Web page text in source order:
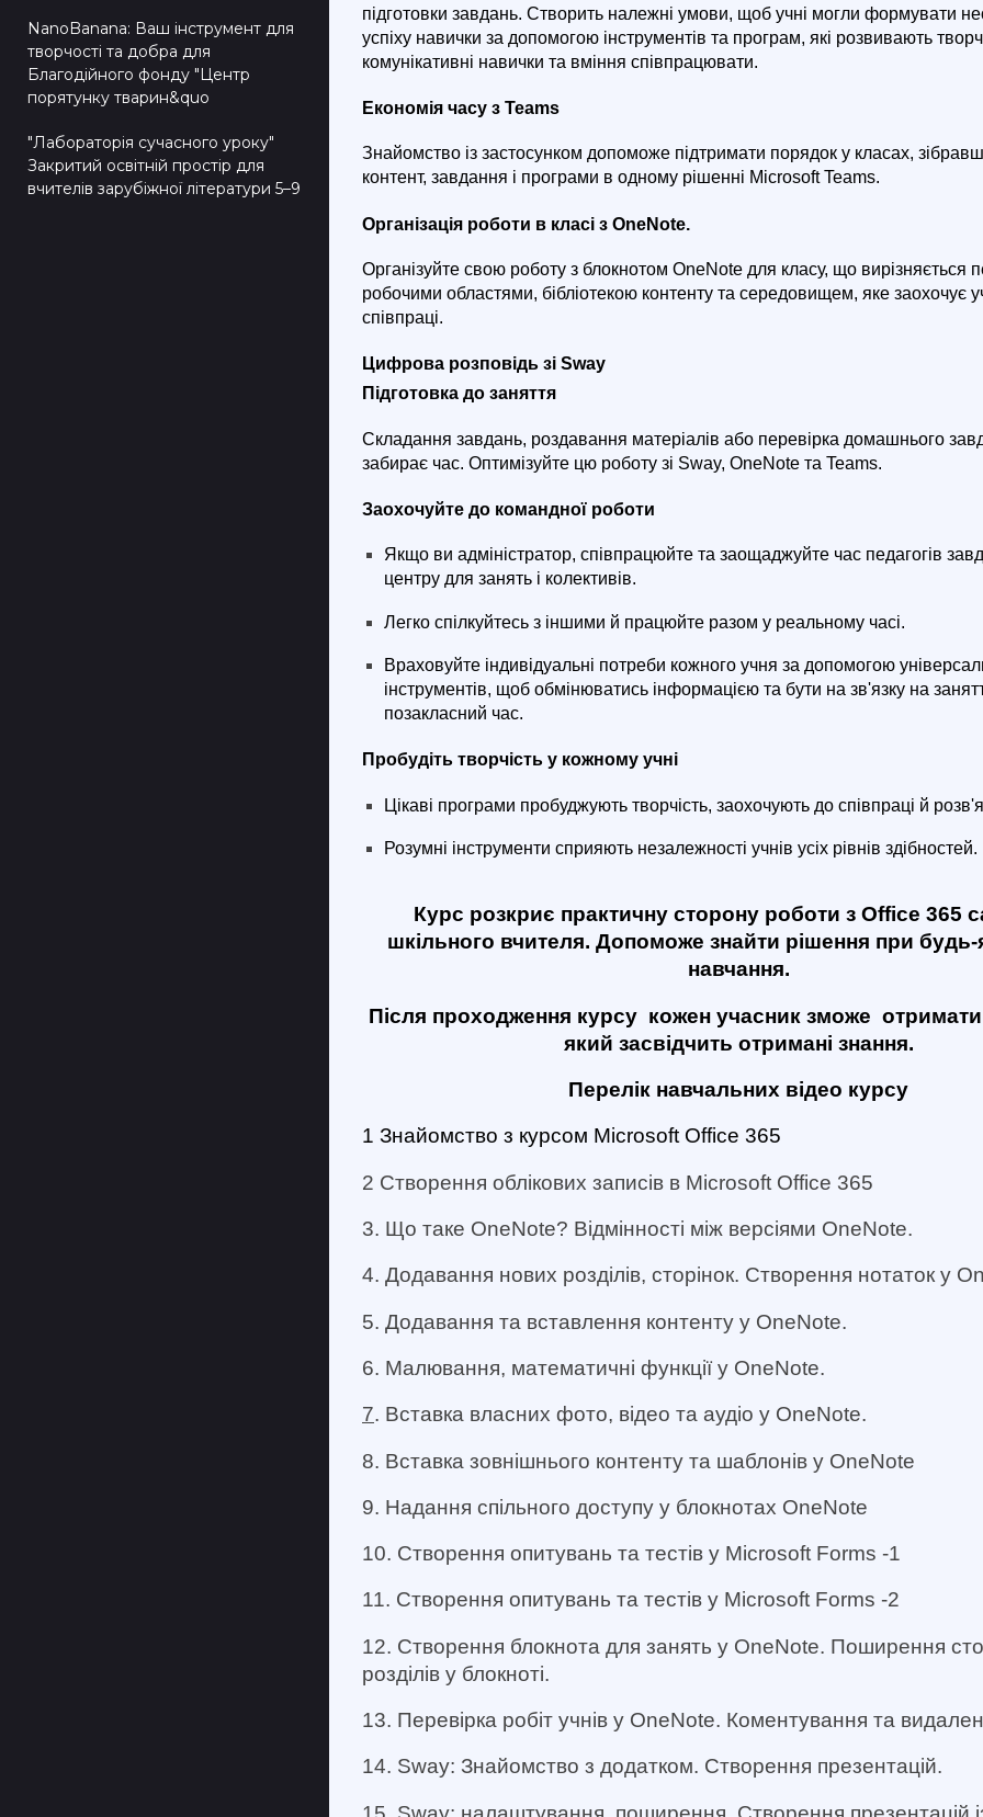
NanoBanana: Ваш інструмент для
творчості та добра для
Благодійного фонду "Центр
порятунку тварин&quo
"Лабораторія сучасного уроку"
Закритий освітній простір для
вчителів зарубіжної літератури 5–9
підготовки завдань. Створить належні умови, щоб учні могли формувати
успіху навички за допомогою інструментів та програм, які розвивають
комунікативні навички та вміння співпрацювати.
Економія часу з Teams
Знайомство із застосунком допоможе підтримати порядок у класах,
контент, завдання і програми в одному рішенні Microsoft Teams.
Організація роботи в класі з OneNote.
Організуйте свою роботу з блокнотом OneNote для класу, що вирізняється
робочими областями, бібліотекою контенту та середовищем, яке заохочує
співпраці.
Цифрова розповідь зі Sway
Підготовка до заняття
Складання завдань, роздавання матеріалів або перевірка домашнього
забирає час. Оптимізуйте цю роботу зі Sway, OneNote та Teams.
Заохочуйте до командної роботи
Якщо ви адміністратор, співпрацюйте та заощаджуйте час педагогів
центру для занять і колективів.
Легко спілкуйтесь з іншими й працюйте разом у реальному часі.
Враховуйте індивідуальні потреби кожного учня за допомогою
інструментів, щоб обмінюватись інформацією та бути на зв'язку на
позакласний час.
Пробудіть творчість у кожному учні
Цікаві програми пробуджують творчість, заохочують до співпраці й
Розумні інструменти сприяють незалежності учнів усіх рівнів здібностей.
Курс розкриє практичну сторону роботи з Office 365
шкільного вчителя. Допоможе знайти рішення при будь-
навчання.
Після проходження курсу кожен учасник зможе отримати
який засвідчить отримані знання.
Перелік навчальних відео курсу
1 Знайомство з курсом Microsoft Office 365
2 Створення облікових записів в Microsoft Office 365
3. Що таке OneNote? Відмінності між версіями OneNote.
4. Додавання нових розділів, сторінок. Створення нотаток у
5. Додавання та вставлення контенту у OneNote.
6. Малювання, математичні функції у OneNote.
7. Вставка власних фото, відео та аудіо у OneNote.
8. Вставка зовнішнього контенту та шаблонів у OneNote
9. Надання спільного доступу у блокнотах OneNote
10. Створення опитувань та тестів у Microsoft Forms -1
11. Створення опитувань та тестів у Microsoft Forms -2
12. Створення блокнота для занять у OneNote. Поширення
розділів у блокноті.
13. Перевірка робіт учнів у OneNote. Коментування та
14. Sway: Знайомство з додатком. Створення презентацій.